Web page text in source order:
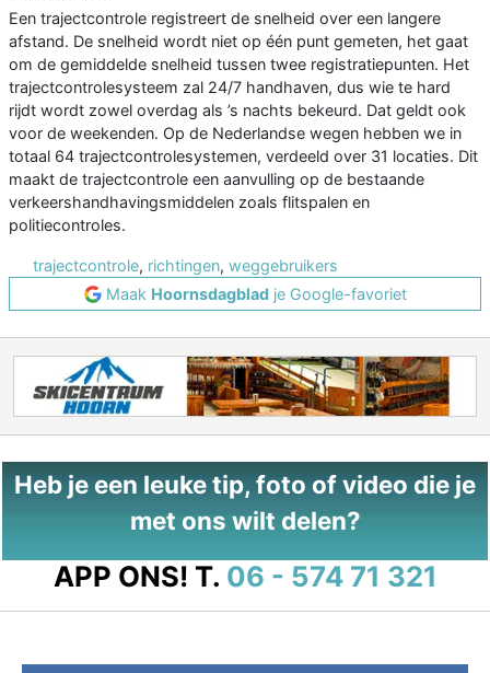
Een trajectcontrole registreert de snelheid over een langere
afstand. De snelheid wordt niet op één punt gemeten, het gaat
om de gemiddelde snelheid tussen twee registratiepunten. Het
trajectcontrolesysteem zal 24/7 handhaven, dus wie te hard
rijdt wordt zowel overdag als ’s nachts bekeurd. Dat geldt ook
voor de weekenden. Op de Nederlandse wegen hebben we in
totaal 64 trajectcontrolesystemen, verdeeld over 31 locaties. Dit
maakt de trajectcontrole een aanvulling op de bestaande
verkeershandhavingsmiddelen zoals flitspalen en
politiecontroles.
trajectcontrole, richtingen, weggebruikers
Maak Hoornsdagbladje Google-favoriet
Heb je een leuke tip, foto of video die je
met ons wilt delen?
APP ONS! T. 06 - 574 71 321